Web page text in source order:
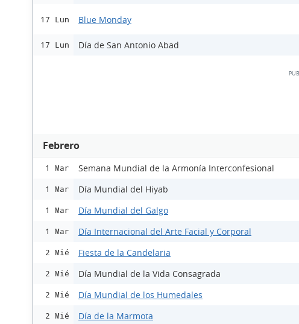
17 Lun Blue Monday
17 Lun Día de San Antonio Abad
Febrero
1 Mar Semana Mundial de la Armonía Interconfesional
1 Mar Día Mundial del Hiyab
1 Mar Día Mundial del Galgo
1 Mar Día Internacional del Arte Facial y Corporal
2 Mié Fiesta de la Candelaria
2 Mié Día Mundial de la Vida Consagrada
2 Mié Día Mundial de los Humedales
2 Mié Día de la Marmota